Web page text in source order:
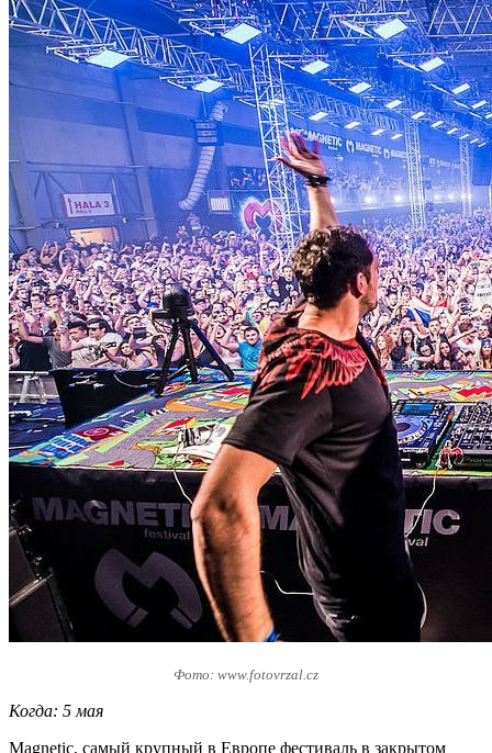
Фото: www.fotovrzal.cz
Когда: 5 мая
Magnetic, самый крупный в Европе фестиваль в закрытом